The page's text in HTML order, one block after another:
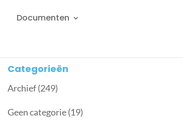
Documenten
Categorieën
Archief(249)
Geen categorie(19)